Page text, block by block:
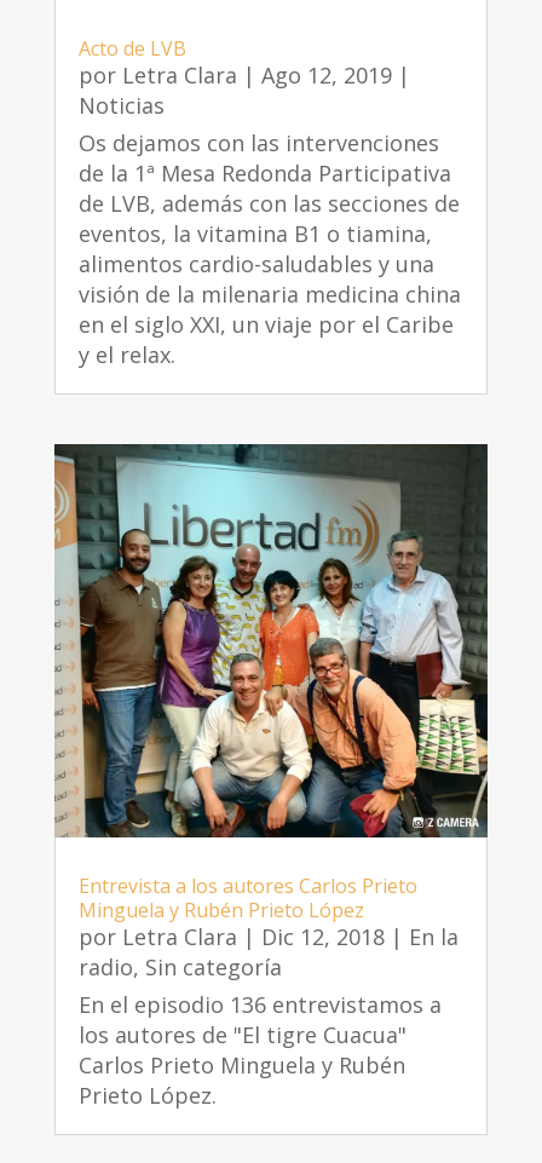
Acto de LVB
por Letra Clara | Ago 12, 2019|
Noticias
Os dejamos con las intervenciones
de la 1ª Mesa Redonda Participativa
de LVB, además con las secciones de
eventos, la vitamina B1 o tiamina,
alimentos cardio-saludables y una
visión de la milenaria medicina china
en el siglo XXI, un viaje por el Caribe
y el relax.
Entrevista a los autores Carlos Prieto
Minguela y Rubén Prieto López
por Letra Clara | Dic 12, 2018| En la
radio, Sin categoría
En el episodio 136 entrevistamos a
los autores de "El tigre Cuacua"
Carlos Prieto Minguela y Rubén
Prieto López.